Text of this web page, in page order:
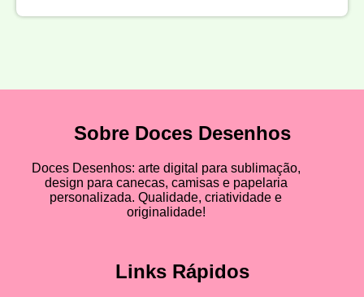
Sobre Doces Desenhos
Doces Desenhos: arte digital para sublimação,
design para canecas, camisas e papelaria
personalizada. Qualidade, criatividade e
originalidade!
Links Rápidos